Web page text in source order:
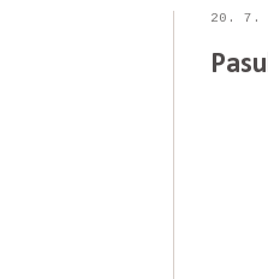
20. 7.